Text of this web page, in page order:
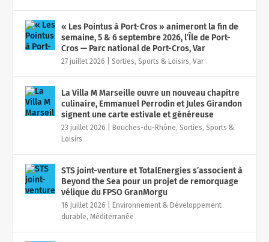
« Les Pointus à Port-Cros » animeront la fin de
semaine, 5 & 6 septembre 2026, l’Île de Port-
Cros — Parc national de Port-Cros, Var
27 juillet 2026 |Sorties, Sports & Loisirs,Var
La Villa M Marseille ouvre un nouveau chapitre
culinaire, Emmanuel Perrodin et Jules Girandon
signent une carte estivale et généreuse
23 juillet 2026 Bouches-du-Rhône,Sorties, Sports &
Loisirs
STS joint-venture et TotalEnergies s’associent à
Beyond the Sea pour un projet de remorquage
vélique du FPSO GranMorgu
16 juillet 2026
Environnement & Développement
durable,Méditerranée